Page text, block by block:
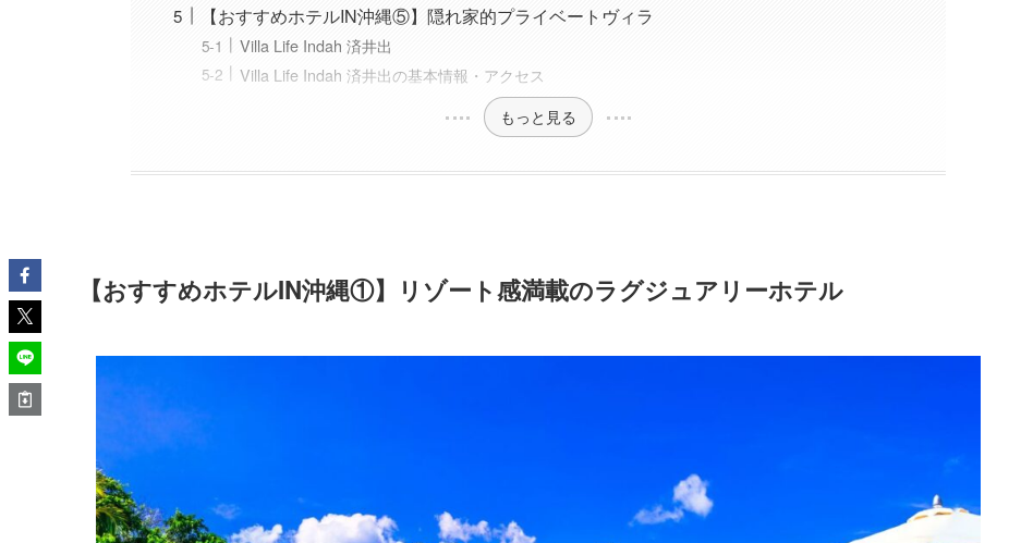
【おすすめホテルIN沖縄⑤】隠れ家的プライベートヴィラ
Villa Life Indah 済井出
Villa Life Indah 済井出の基本情報・アクセス
もっと見る
【おすすめホテルIN沖縄①】 リゾート感満載のラグジュアリーホテル